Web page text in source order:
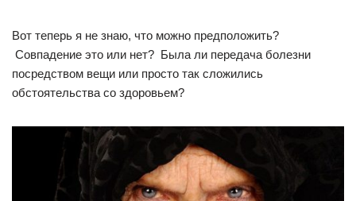
Вот теперь я не знаю, что можно предположить?
Совпадение это или нет? Была ли передача болезни
посредством вещи или просто так сложились
обстоятельства со здоровьем?